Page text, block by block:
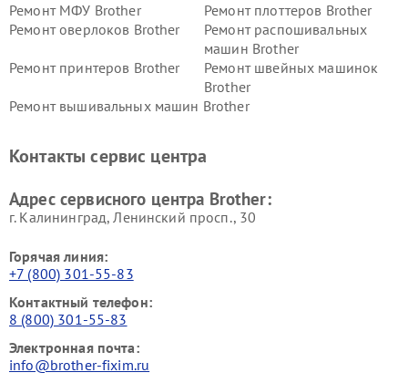
Ремонт МФУ Brother
Ремонт плоттеров Brother
Ремонт оверлоков Brother
Ремонт распошивальных
машин Brother
Ремонт принтеров Brother
Ремонт швейных машинок
Brother
Ремонт вышивальных машин Brother
Контакты сервис центра
Адрес сервисного центра Brother:
г. Калининград, Ленинский просп., 30
Горячая линия:
+7 (800) 301-55-83
Контактный телефон:
8 (800) 301-55-83
Электронная почта:
info@brother-fixim.ru